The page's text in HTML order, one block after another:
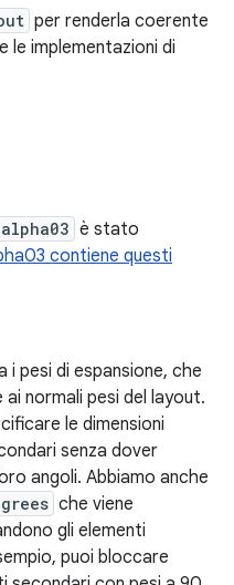
per renderla coerente
le implementazioni di
è stato
contiene questi
i pesi di espansione, che
normali pesi del layout.
le dimensioni
senza dover
angoli. Abbiamo anche
che viene
gli elementi
puoi bloccare